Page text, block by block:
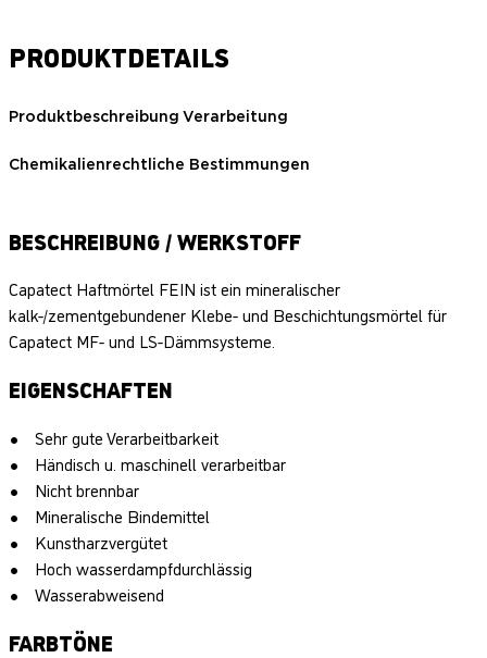
PRODUKTDETAILS
Produktbeschreibung Verarbeitung
Chemikalienrechtliche Bestimmungen
BESCHREIBUNG / WERKSTOFF
Capatect Haftmörtel FEIN ist ein mineralischer
kalk-/zementgebundener Klebe- und Beschichtungsmörtel für
Capatect MF- und LS-Dämmsysteme.
EIGENSCHAFTEN
Sehr gute Verarbeitbarkeit
Händisch u. maschinell verarbeitbar
Nicht brennbar
Mineralische Bindemittel
Kunstharzvergütet
Hoch wasserdampfdurchlässig
Wasserabweisend
FARBTÖNE